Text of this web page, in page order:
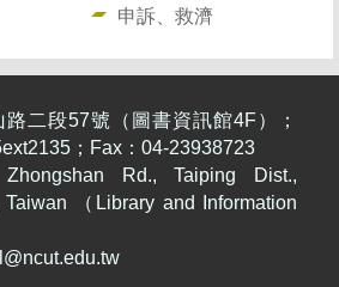
申訴、救濟
二段57號（圖書資訊館4F）；
；Fax：04-23938723
Rd., Taiping Dist.,
（Library and Information